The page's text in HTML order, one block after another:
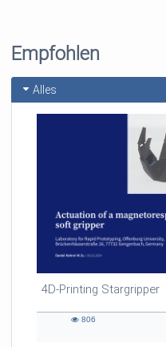
Empfohlen
Alles
4D-Printing Stargripper
02:58 duration
806